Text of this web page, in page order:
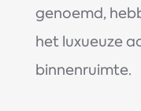
genoemd,
het luxueuze
binnenruimte.